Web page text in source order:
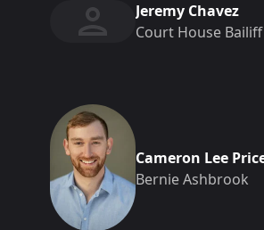
Jeremy Chavez
Court House Bailiff
Cameron Lee
Bernie Ashbrook